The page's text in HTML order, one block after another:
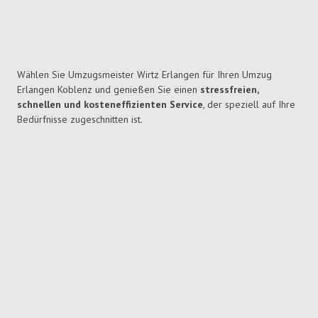
Wählen Sie Umzugsmeister Wirtz Erlangen für Ihren Umzug
Erlangen Koblenz und genießen Sie einen stressfreien,
schnellen und kosteneffizienten Service, der speziell auf Ihre
Bedürfnisse zugeschnitten ist.